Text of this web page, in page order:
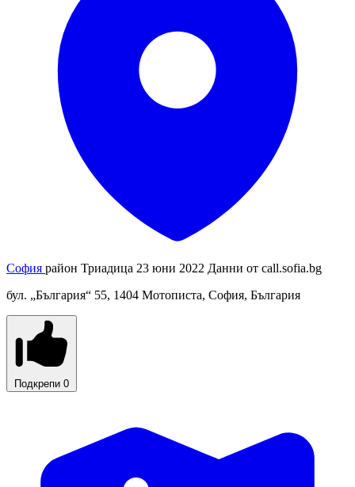
София район Триадица 23 юни 2022 Данни от call.sofia.bg
бул. „България“ 55, 1404 Мотописта, София, България
Подкрепи 0